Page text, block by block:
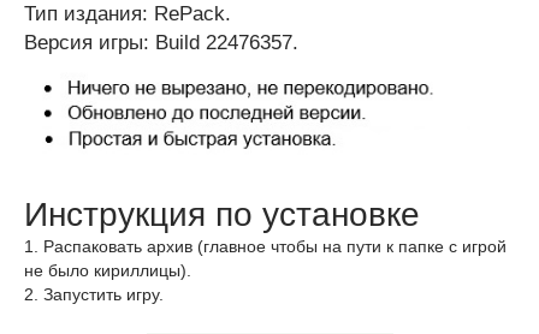
Тип издания: RePack.
Версия игры: Build 22476357.
Инструкция по установке
1. Распаковать архив (главное чтобы на пути к папке с игрой
не было кириллицы).
2. Запустить игру.